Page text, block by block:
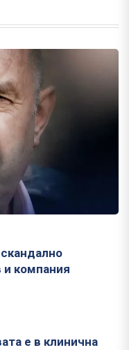
компания
е в клинична